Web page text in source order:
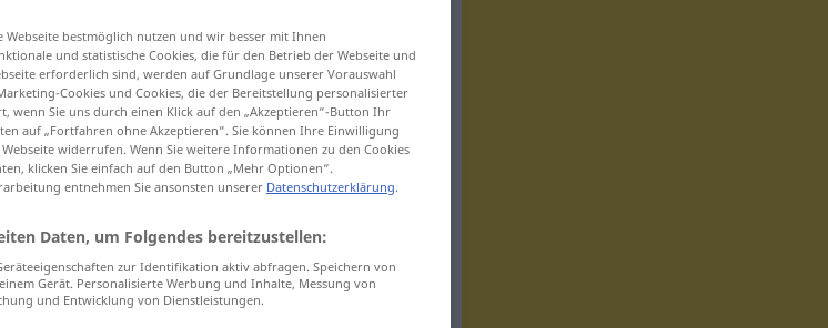
klimp
klimp
Webseite bestmöglich nutzen und wir besser mit Ihnen
und statistische Cookies, die für den Betrieb der Webseite und
erforderlich sind, werden auf Grundlage unserer Vorauswahl
Cookies und Cookies, die der Bereitstellung personalisierter
wenn Sie uns durch einen Klick auf den „Akzeptieren“-Button Ihr
auf „Fortfahren ohne Akzeptieren“. Sie können Ihre Einwilligung
widerrufen. Wenn Sie weitere Informationen zu den Cookies
klicken Sie einfach auf den Button „Mehr Optionen“.
entnehmen Sie ansonsten unserer Datenschutzerklärung.
Daten, um Folgendes bereitzustellen:
zur Identifikation aktiv abfragen. Speichern von
Gerät. Personalisierte Werbung und Inhalte, Messung von
und Entwicklung von Dienstleistungen.